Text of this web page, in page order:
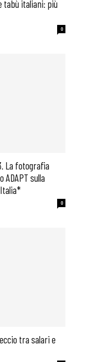
tabù italiani: più
0
La fotografia
sulla
0
tra salari e